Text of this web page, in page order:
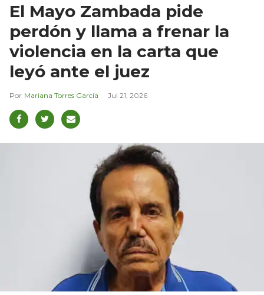
El Mayo Zambada pide
perdón y llama a frenar la
violencia en la carta que
leyó ante el juez
Mariana Torres García Jul 21, 2026